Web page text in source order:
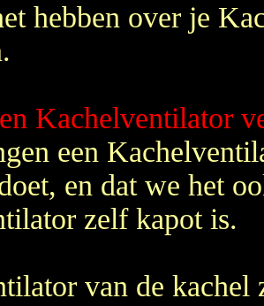
hebben over je
Kachelventilator
een
en dat we het
zelf kapot is.
van de